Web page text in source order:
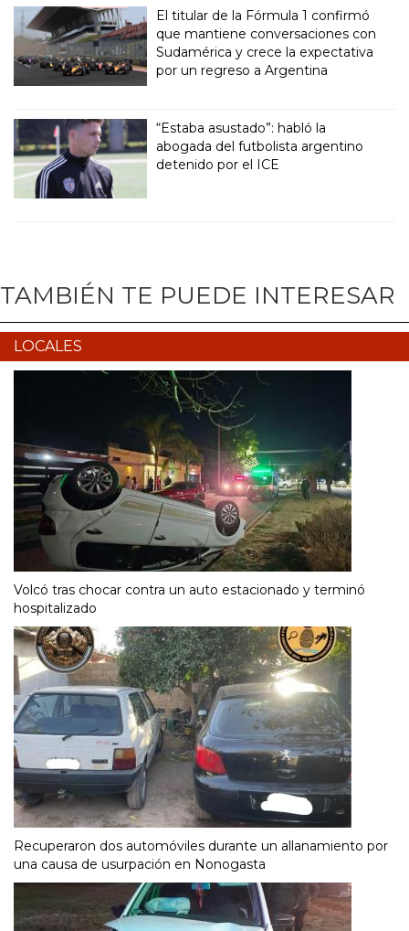
El titular de la Fórmula 1 confirmó
que mantiene conversaciones con
Sudamérica y crece la expectativa
por un regreso a Argentina
“Estaba asustado”: habló la
abogada del futbolista argentino
detenido por el ICE
TAMBIÉN TE PUEDE INTERESAR
LOCALES
Volcó tras chocar contra un auto estacionado y terminó
hospitalizado
Recuperaron dos automóviles durante un allanamiento por
una causa de usurpación en Nonogasta